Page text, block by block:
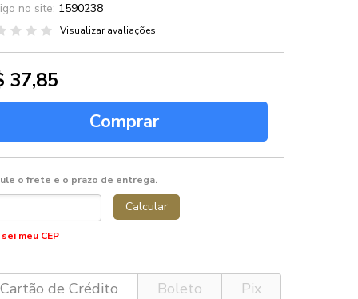
no site: 1590238
Visualizar avaliações
37,85
Comprar
o frete e o prazo de entrega.
Calcular
meu CEP
Cartão de Crédito Boleto Pix